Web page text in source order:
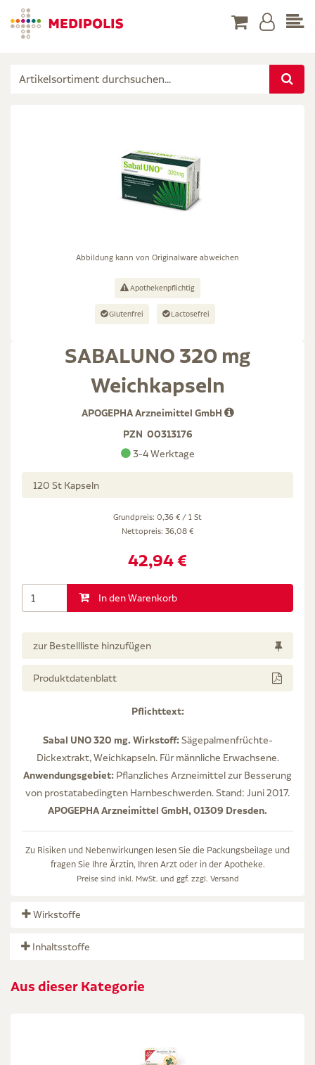
Abbildung kann von Originalware abweichen
Apothekenpflichtig
Glutenfrei Lactosefrei
SABALUNO 320 mg
Weichkapseln
APOGEPHA Arzneimittel GmbH
PZN 00313176
3-4 Werktage
120 St Kapseln
Grundpreis: 0,36 € / 1 St
Nettopreis: 36,08 €
42,94 €
In den Warenkorb
zur Bestellliste hinzufügen
Produktdatenblatt
Pflichttext:
Sabal UNO 320 mg. Wirkstoff:Sägepalmenfrüchte-
Dickextrakt, Weichkapseln. Für männliche Erwachsene.
Anwendungsgebiet: Pflanzliches Arzneimittel zur Besserung
von prostatabedingten Harnbeschwerden. Stand: Juni 2017.
APOGEPHA Arzneimittel GmbH, 01309 Dresden.
Zu Risiken und Nebenwirkungen lesen Sie die Packungsbeilage und
fragen Sie Ihre Ärztin, Ihren Arzt oder in der Apotheke.
Preise sind inkl. MwSt. und ggf. zzgl. Versand
Wirkstoffe
Inhaltsstoffe
Aus dieser Kategorie